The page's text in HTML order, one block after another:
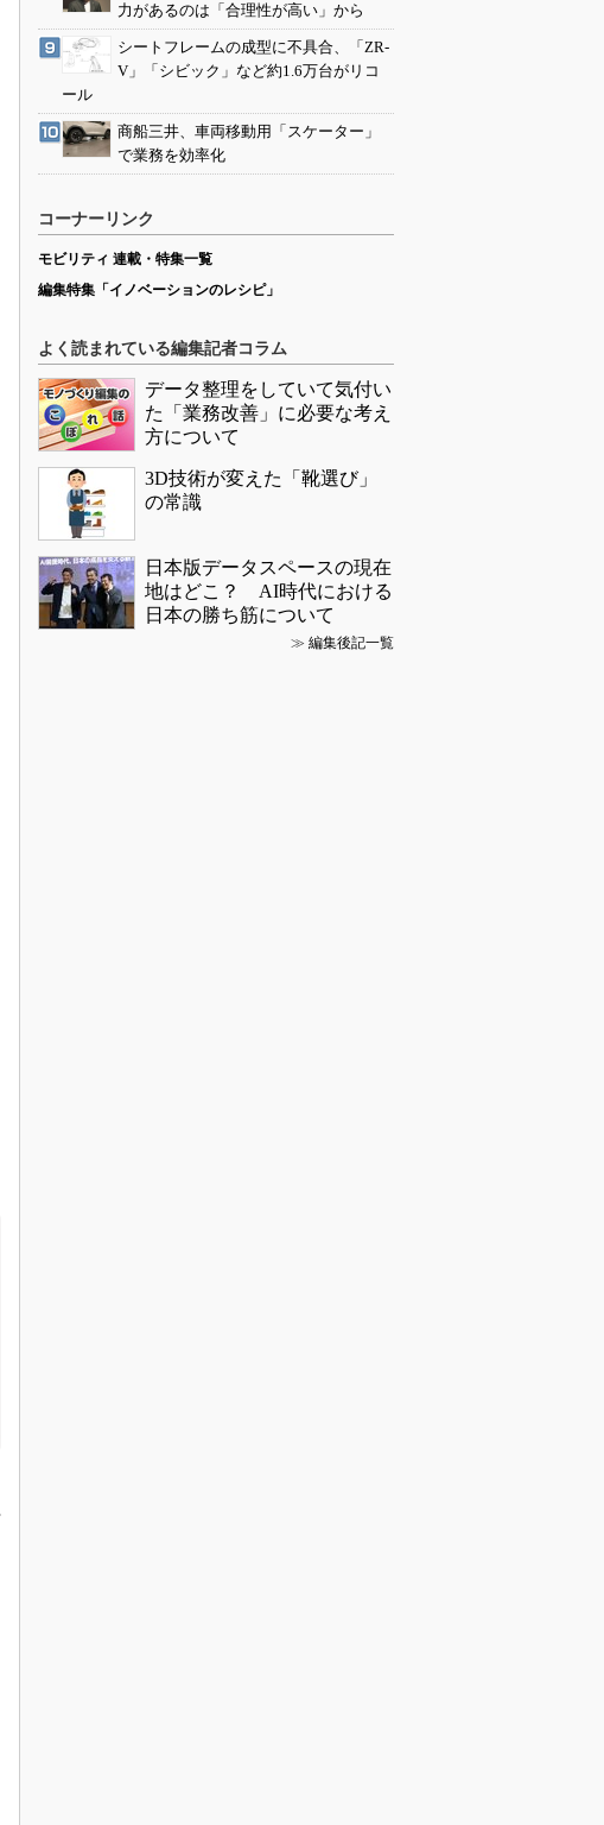
力があるのは「合理性が高い」から
シートフレームの成型に不具合、「ZR-
V」「シビック」など約1.6万台がリコ
ール
商船三井、車両移動用「スケーター」
で業務を効率化
コーナーリンク
モビリティ 連載・特集一覧
編集特集「イノベーションのレシピ」
よく読まれている編集記者コラム
データ整理をしていて気付い
た「業務改善」に必要な考え
方について
3D技術が変えた「靴選び」
の常識
日本版データスペースの現在
地はどこ？ AI時代における
日本の勝ち筋について
≫ 編集後記一覧